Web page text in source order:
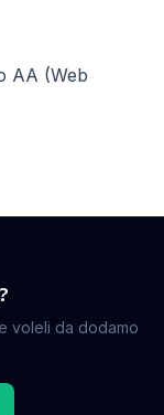
AA (Web
voleli da dodamo